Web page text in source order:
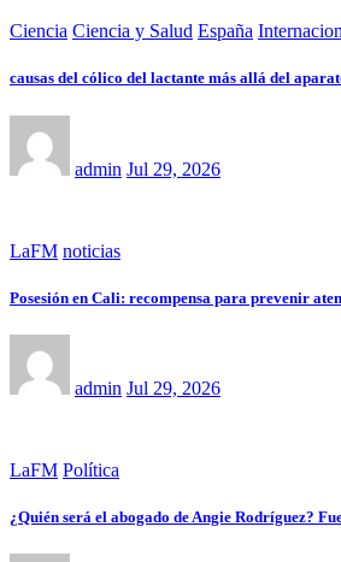
Ciencia Ciencia y Salud España
causas del cólico del lactante más allá del
admin Jul 29, 2026
LaFM noticias
Posesión en Cali: recompensa para prevenir
admin Jul 29, 2026
LaFM Política
¿Quién será el abogado de Angie Rodríguez?